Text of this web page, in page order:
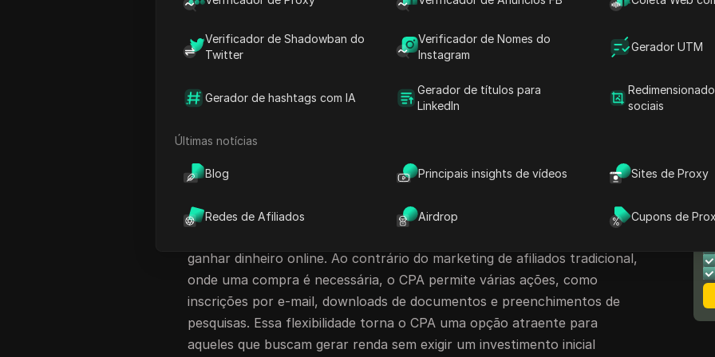
Verificador de Shadowban do
Twitter
Verificador de Nomes do
Instagram
Gerador UTM
Gerador de hashtags com IA
Gerador de títulos para
LinkedIn
sociais
Últimas notícias
Blog Principais insights de vídeos Sites de Proxy
Redes de Afiliados Airdrop Cupons de
Usando Ferramentas para Geração de Leads
Estratégias de Promoção Eficazes
Conclusão: A Viabilidade do Marketing CPA
FAQ
Entendendo Ofertas CPA
ganhar dinheiro online. Ao contrário do marketing de afiliados tradicional,
onde uma compra é necessária, o CPA permite várias ações, como
inscrições por e-mail, downloads de documentos e preenchimentos de
pesquisas. Essa flexibilidade torna o CPA uma opção atraente para
aqueles que buscam gerar renda sem exigir um investimento inicial